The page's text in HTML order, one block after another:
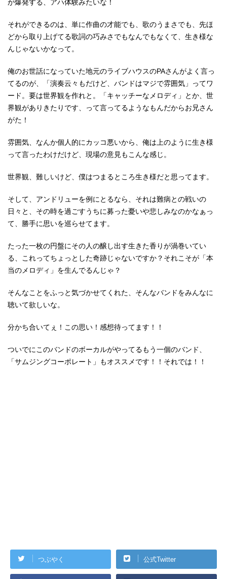
が爆発する、アハ体験みたいな！
それができるのは、単に作曲の才能でも、歌のうまさでも、先ほ
どから取り上げてる歌詞の巧みさでもなんでもなくて、生き様な
んじゃないかなって。
俺のお世話になっていた地元のライブハウスのPAさんがよく言っ
てるのが、「演奏云々もだけど、バンドはマジで雰囲気」ってワ
ード。要は世界観を作れと。「キャッチーなメロディ」とか、世
界観がありきたりです、って言ってるようなもんだからお兄さん
がた！
雰囲気、なんか個人的にカッコ悪いから、俺は上のように生き様
って言ったわけだけど、現場の意見もこんな感じ。
世界観、難しいけど、僕はつまるところ生き様だと思ってます。
そして、アンドリューを例にとるなら、それは難病との戦いの
日々と、その時を過ごすうちに募った憂いや悲しみなのかなぁっ
て、勝手に思いを巡らせてます。
たった一枚の円盤にその人の醸し出す生きた香りが渦巻いてい
る、これってちょっとした奇跡じゃないですか？それこそが「本
当のメロディ」を生んでるんじゃ？
そんなことをふっと気づかせてくれた、そんなバンドをみんなに
聴いて欲しいな。
分かち合いてぇ！この思い！感想待ってます！！
ついでにこのバンドのボーカルがやってるもう一個のバンド、
「サムジングコーポレート」もオススメです！！それでは！！
つぶやく 公式Twitter